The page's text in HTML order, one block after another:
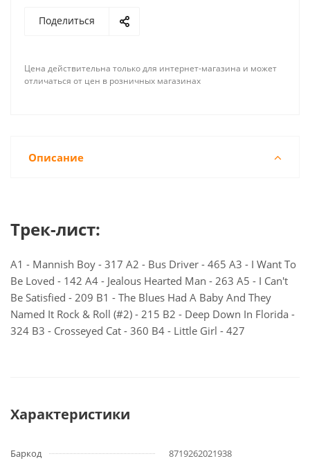
Поделиться
Цена действительна только для интернет-магазина и может
отличаться от цен в розничных магазинах
Описание
Трек-лист:
A1 - Mannish Boy - 317 A2 - Bus Driver - 465 A3 - I Want To
Be Loved - 142 A4 - Jealous Hearted Man - 263 A5 - I Can't
Be Satisfied - 209 B1 - The Blues Had A Baby And They
Named It Rock & Roll (#2) - 215 B2 - Deep Down In Florida -
324 B3 - Crosseyed Cat - 360 B4 - Little Girl - 427
Характеристики
Баркод
8719262021938